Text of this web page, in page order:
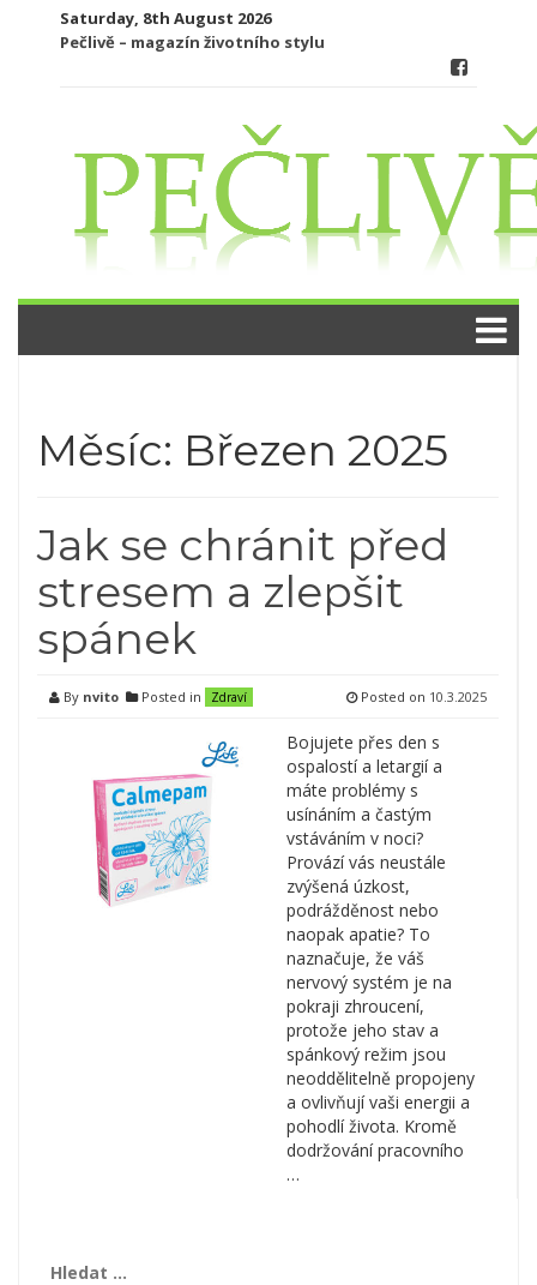
Saturday, 8th August 2026
Pečlivě – magazín životního stylu
Měsíc: Březen 2025
Jak se chránit před
stresem a zlepšit
spánek
By nvito Posted in Zdraví Posted on 10.3.2025
Bojujete přes den s
ospalostí a letargií a
máte problémy s
usínáním a častým
vstáváním v noci?
Provází vás neustále
zvýšená úzkost,
podrážděnost nebo
naopak apatie? To
naznačuje, že váš
nervový systém je na
pokraji zhroucení,
protože jeho stav a
spánkový režim jsou
neoddělitelně propojeny
a ovlivňují vaši energii a
pohodlí života. Kromě
dodržování pracovního
…